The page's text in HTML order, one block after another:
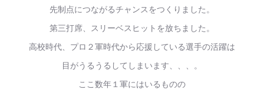
先制点につながるチャンスをつくりました。
第三打席、スリーベスヒットを放ちました。
高校時代、プロ２軍時代から応援している選手の活躍は
目がうるうるしてしまいます、、、。
ここ数年１軍にはいるものの